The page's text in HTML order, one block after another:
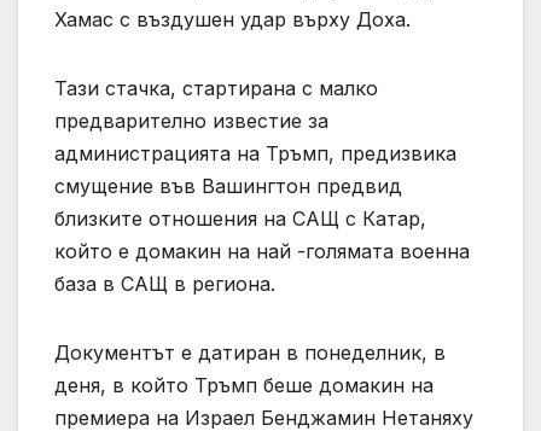
Хамас с въздушен удар върху Доха.
Тази стачка, стартирана с малко
предварително известие за
администрацията на Тръмп, предизвика
смущение във Вашингтон предвид
близките отношения на САЩ с Катар,
който е домакин на най -голямата военна
база в САЩ в региона.
Документът е датиран в понеделник, в
деня, в който Тръмп беше домакин на
премиера на Израел Бенджамин Нетаняху